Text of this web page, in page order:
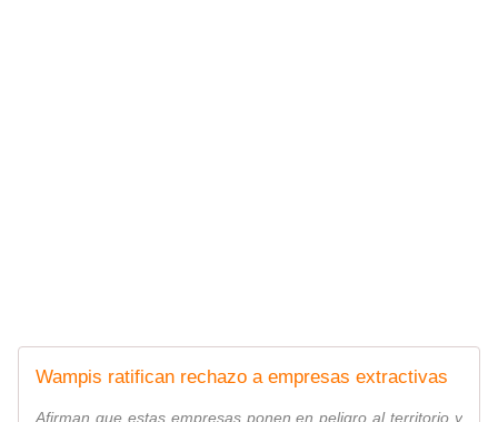
Wampis ratifican rechazo a empresas extractivas
Afirman que estas empresas ponen en peligro al territorio y